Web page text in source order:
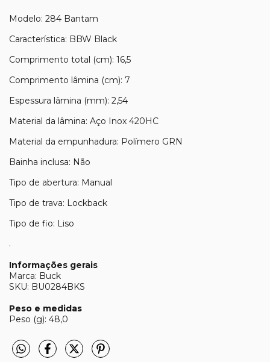
Modelo: 284 Bantam
Característica: BBW Black
Comprimento total (cm): 16,5
Comprimento lâmina (cm): 7
Espessura lâmina (mm): 2,54
Material da lâmina: Aço Inox 420HC
Material da empunhadura: Polímero GRN
Bainha inclusa: Não
Tipo de abertura: Manual
Tipo de trava: Lockback
Tipo de fio: Liso
.
Informações gerais
Marca: Buck
SKU: BU0284BKS
Peso e medidas
Peso (g): 48,0